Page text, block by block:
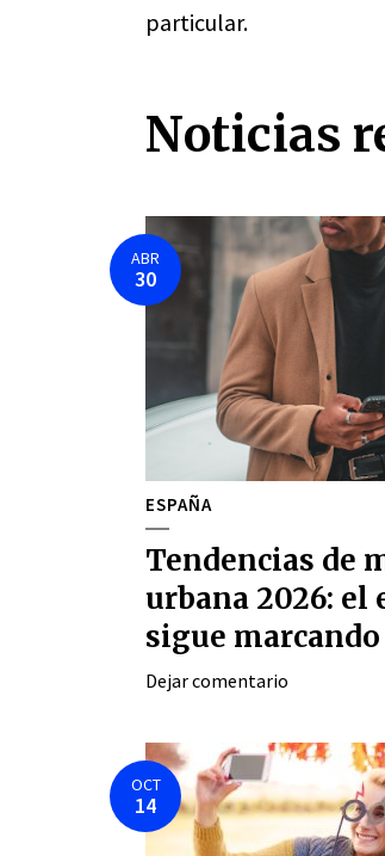
particular.
Noticias
ABR
30
ESPAÑA
Tendencias de
urbana 2026: el
sigue
Dejar comentario
OCT
14